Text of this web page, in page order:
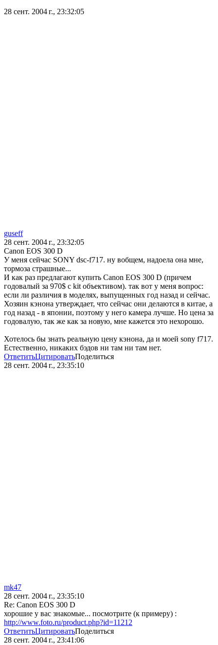
28 сент. 2004 г., 23:32:05
guseff
28 сент. 2004 г., 23:32:05
Canon EOS 300 D
У меня сейчас SONY dsc-f717. ну вобщем, надоела она мне,
тормоза страшные...
И как раз предлагают купить Canon EOS 300 D (причем
годовалый за 970$ с kit объективом). так вот у меня вопрос:
если ли различия в моделях, выпущенных год назад и сейчас.
Хозяин кэнона утверждает, что сейчас они делаются в китае, а
год назад - в японии, поэтому у него камера лучше. Но цена за
годовалую, так же как за новую, мне кажется это нехорошо.
Хотелось бы знать реальную цену кэнона, да и моей sony f717.
Естественно, никаких бэдов ни там ни там нет.
ОтветитьЦитироватьПоделиться
28 сент. 2004 г., 23:35:10
mk47
28 сент. 2004 г., 23:35:10
Re: Canon EOS 300 D
хорошие у вас знакомые... посмотрите (к примеру) :
http://www.foto.ru/product.php?id=11212
ОтветитьЦитироватьПоделиться
28 сент. 2004 г., 23:41:06